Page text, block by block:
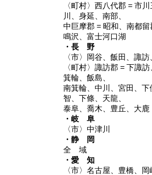
〈町村〉西八代郡 = 市
川、身延、南部、
中巨摩郡 = 昭和、南都
鳴沢、富士河口湖
・長 野
〈市〉岡谷、飯田、諏
〈町村〉諏訪郡 = 下諏
箕輪、飯島、
南箕輪、中川、宮田、
智、下條、天龍、
泰阜、喬木、豊丘、大鹿
・岐 阜
〈市〉中津川
・静 岡
全 域
・愛 知
〈市〉名古屋、豊橋、